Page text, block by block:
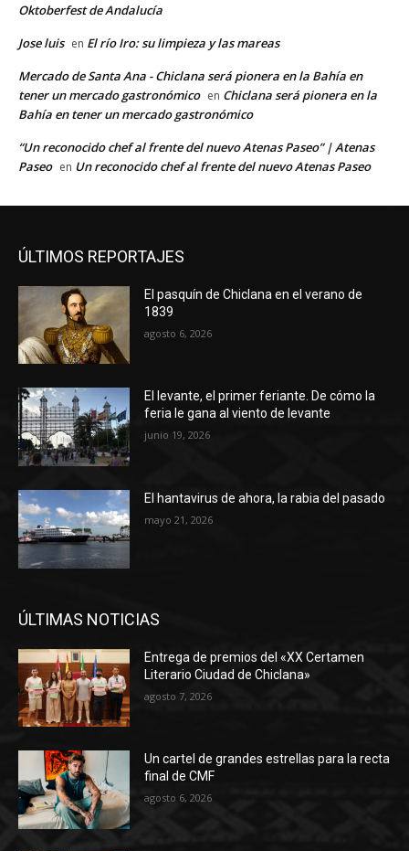
Oktoberfest de Andalucía
Jose luis en El río Iro: su limpieza y las mareas
Mercado de Santa Ana - Chiclana será pionera en la Bahía en
tener un mercado gastronómico en Chiclana será pionera en la
Bahía en tener un mercado gastronómico
“Un reconocido chef al frente del nuevo Atenas Paseo” | Atenas
Paseo en Un reconocido chef al frente del nuevo Atenas Paseo
ÚLTIMOS REPORTAJES
El pasquín de Chiclana en el verano de
1839
agosto 6, 2026
El levante, el primer feriante. De cómo la
feria le gana al viento de levante
junio 19, 2026
El hantavirus de ahora, la rabia del pasado
mayo 21, 2026
ÚLTIMAS NOTICIAS
Entrega de premios del «XX Certamen
Literario Ciudad de Chiclana»
agosto 7, 2026
Un cartel de grandes estrellas para la recta
final de CMF
agosto 6, 2026